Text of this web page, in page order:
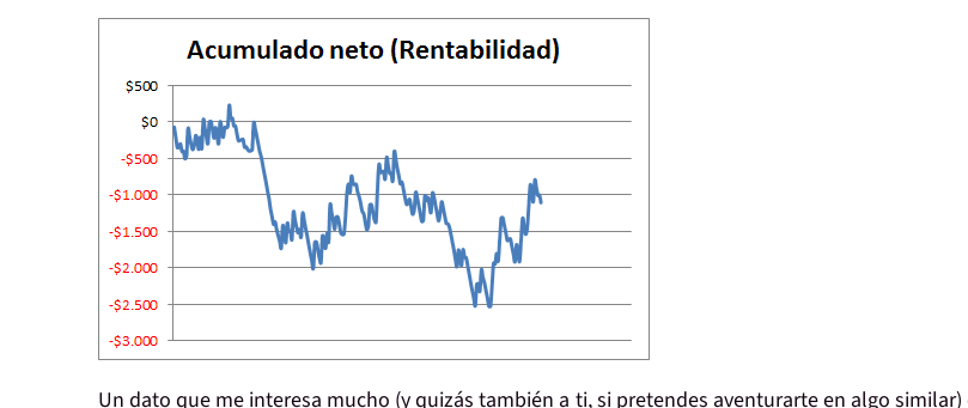
Un dato que me interesa mucho (y quizás también a ti, si pretendes aventurarte en algo similar)